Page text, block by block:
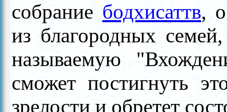
собрание бодхисаттв,
из благородных
называемую
сможет постигнуть
зрелости и обретет